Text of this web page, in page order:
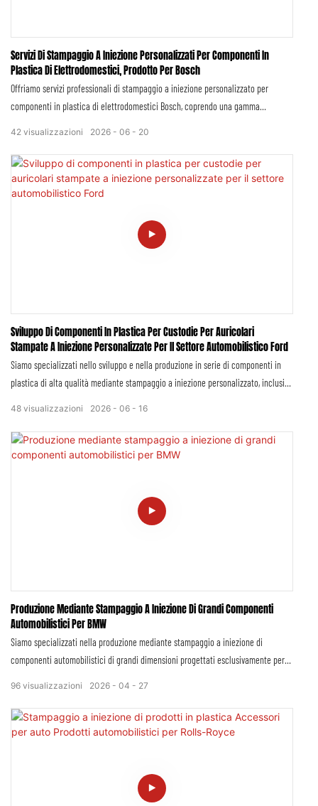
Servizi Di Stampaggio A Iniezione Personalizzati Per Componenti In
Plastica Di Elettrodomestici, Prodotto Per Bosch
Offriamo servizi professionali di stampaggio a iniezione personalizzato per
componenti in plastica di elettrodomestici Bosch, coprendo una gamma
frigoriferi, lavastoviglie, forni da cucina e piccoli elettrodomestici. Tutti i
componenti stampati sono realizzati in stretta conformità con i rigorosi standard
industriali Bosch, le specifiche di sicurezza per uso domestico e i requisiti di
stabili con i prodotti originali Bosch per la casa.
2026 06 20
42 visualizzazioni
Sviluppo Di Componenti In Plastica Per Custodie Per Auricolari
Stampate A Iniezione Personalizzate Per Il Settore Automobilistico Ford
Siamo specializzati nello sviluppo e nella produzione in serie di componenti in
plastica di alta qualità mediante stampaggio a iniezione personalizzato, inclusi
conformità con le rigorose specifiche di qualità OEM di Ford, gli standard del
settore automobilistico e i requisiti di certificazione IATF 16949, offrendo
2026 06 16
48 visualizzazioni
Produzione Mediante Stampaggio A Iniezione Di Grandi Componenti
Automobilistici Per BMW
Siamo specializzati nella produzione mediante stampaggio a iniezione di
componenti automobilistici di grandi dimensioni progettati esclusivamente per
veicoli a nuova energia (BMW iX, i4, i7). Il nostro servizio di produzione è
pienamente conforme ai rigorosi standard di qualità globali di BMW e ai requisiti
2026 04 27
96 visualizzazioni